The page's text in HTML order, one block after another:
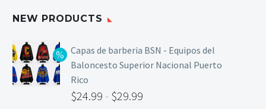
NEW PRODUCTS
Capas de barberia BSN - Equipos del
Baloncesto Superior Nacional Puerto
Rico
$24.99 - $29.99